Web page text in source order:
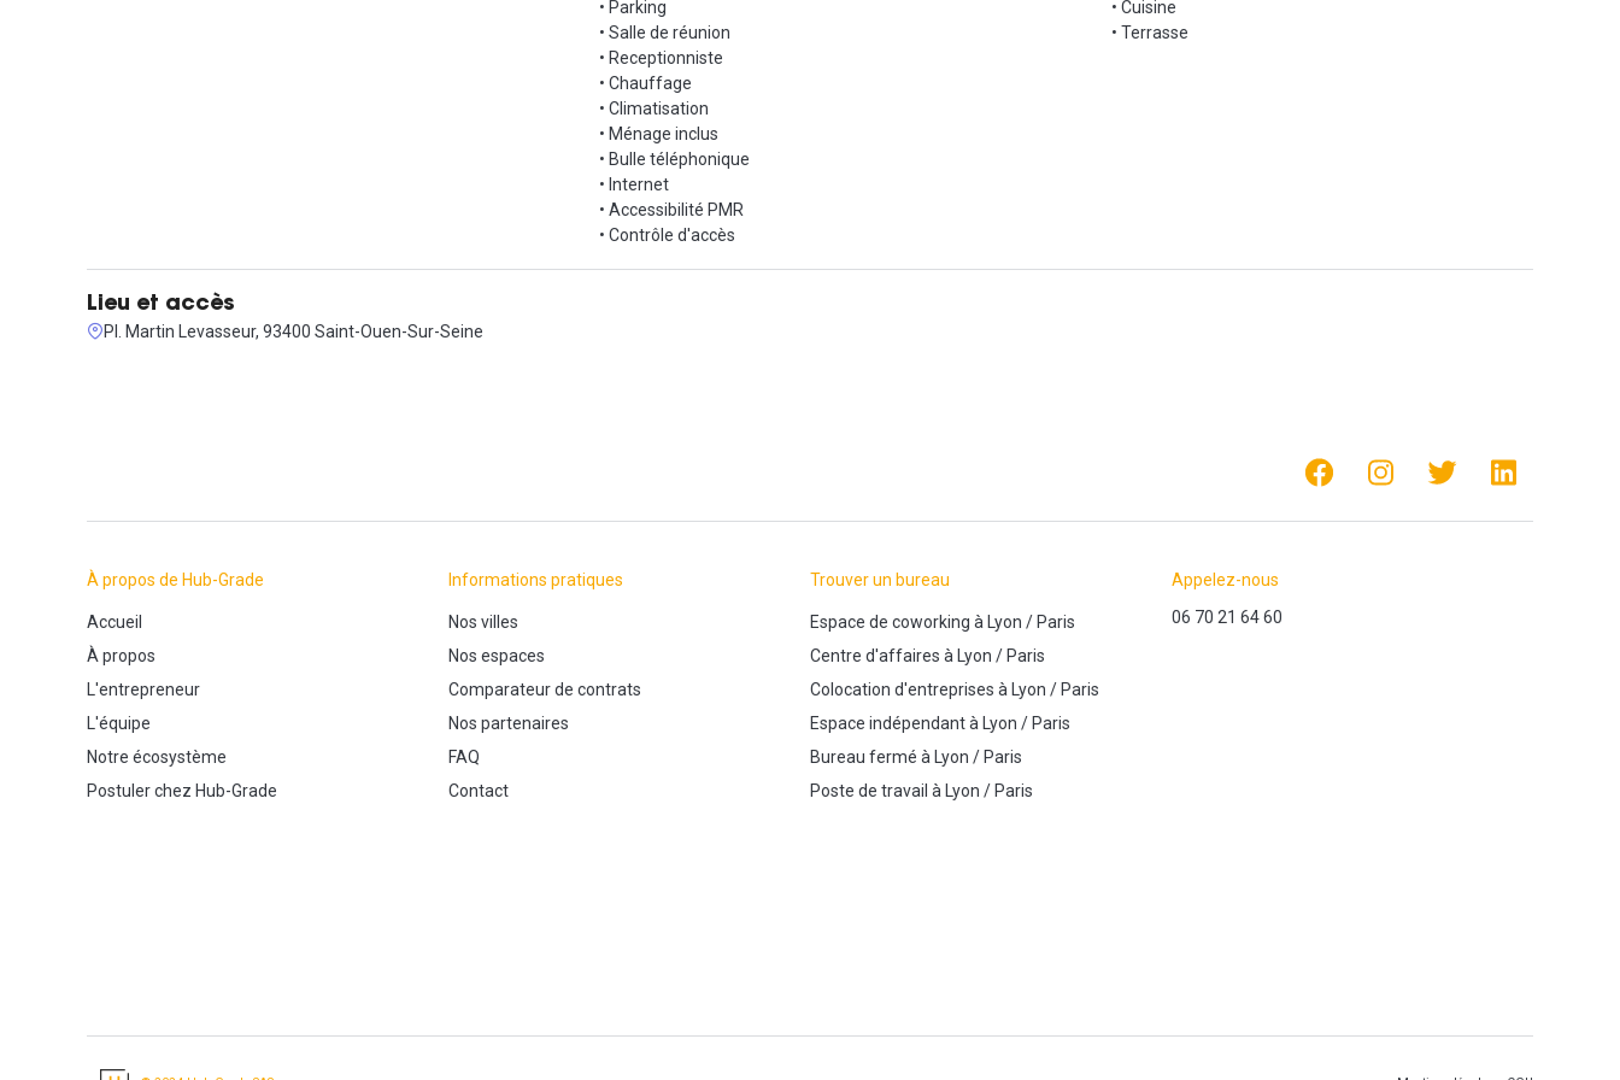
• Parking
• Salle de réunion
• Receptionniste
• Chauffage
• Climatisation
• Ménage inclus
• Bulle téléphonique
• Internet
• Accessibilité PMR
• Contrôle d'accès
• Cuisine
• Terrasse
Lieu et accès
Pl. Martin Levasseur, 93400 Saint-Ouen-Sur-Seine
À propos de Hub-Grade
Accueil
À propos
L'entrepreneur
L'équipe
Notre écosystème
Postuler chez Hub-Grade
Informations pratiques
Nos villes
Nos espaces
Comparateur de contrats
Nos partenaires
FAQ
Contact
Trouver un bureau
Espace de coworking à Lyon /Paris
Centre d'affaires à Lyon /Paris
Colocation d'entreprises à Lyon /Paris
Espace indépendantà Lyon /Paris
Bureau fermé à Lyon /Paris
Poste de travail à Lyon /Paris
Appelez-nous
06 70 21 64 60